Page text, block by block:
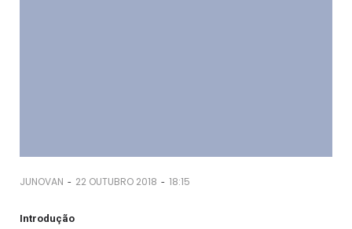
JUNOVAN - 22 OUTUBRO 2018 - 18:15
Introdução